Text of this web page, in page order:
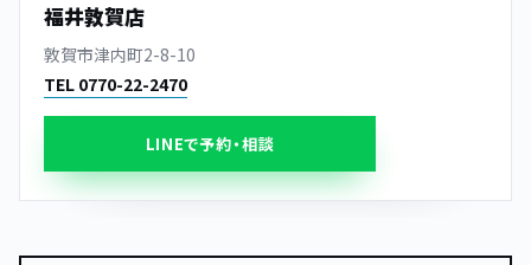
福井敦賀店
敦賀市津内町2-8-10
TEL 0770-22-2470
LINEで予約・相談